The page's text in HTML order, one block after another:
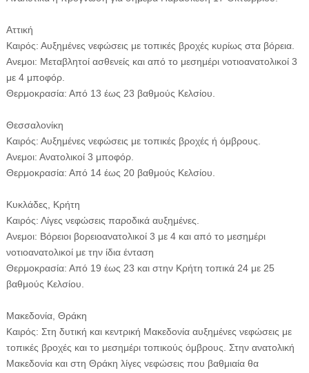
Αττική
Καιρός: Αυξημένες νεφώσεις με τοπικές βροχές κυρίως στα βόρεια.
Ανεμοι: Μεταβλητοί ασθενείς και από το μεσημέρι νοτιοανατολικοί 3
με 4 μποφόρ.
Θερμοκρασία: Από 13 έως 23 βαθμούς Κελσίου.
Θεσσαλονίκη
Καιρός: Αυξημένες νεφώσεις με τοπικές βροχές ή όμβρους.
Ανεμοι: Ανατολικοί 3 μποφόρ.
Θερμοκρασία: Από 14 έως 20 βαθμούς Κελσίου.
Κυκλάδες, Κρήτη
Καιρός: Λίγες νεφώσεις παροδικά αυξημένες.
Ανεμοι: Βόρειοι βορειοανατολικοί 3 με 4 και από το μεσημέρι
νοτιοανατολικοί με την ίδια ένταση
Θερμοκρασία: Από 19 έως 23 και στην Κρήτη τοπικά 24 με 25
βαθμούς Κελσίου.
Μακεδονία, Θράκη
Καιρός: Στη δυτική και κεντρική Μακεδονία αυξημένες νεφώσεις με
τοπικές βροχές και το μεσημέρι τοπικούς όμβρους. Στην ανατολική
Μακεδονία και στη Θράκη λίγες νεφώσεις που βαθμιαία θα